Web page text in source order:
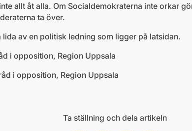
allt åt alla. Om Socialdemokraterna inte orkar
ta över.
lida av en politisk ledning som ligger på latsidan.
i opposition, Region Uppsala
i opposition, Region Uppsala
Ta ställning och dela artikeln